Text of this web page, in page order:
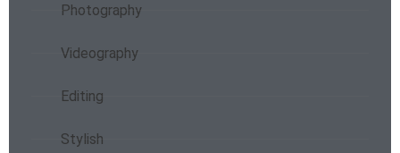
Photography
Videography
Editing
Stylish